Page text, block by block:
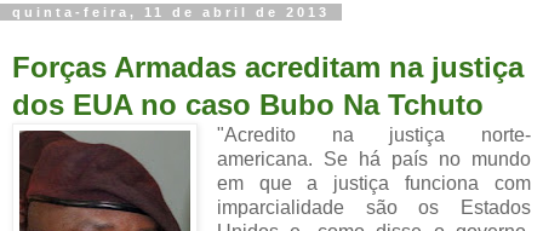
quinta-feira, 11 de abril de 2013
Forças Armadas acreditam na justiça
dos EUA no caso Bubo Na Tchuto
"Acredito na justiça norte-
americana. Se há país no mundo
em que a justiça funciona com
imparcialidade são os Estados